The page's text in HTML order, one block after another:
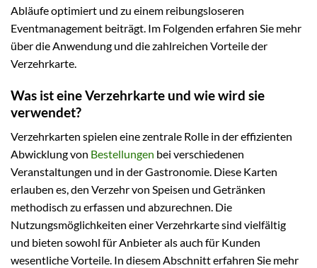
Abläufe optimiert und zu einem reibungsloseren
Eventmanagement beiträgt. Im Folgenden erfahren Sie mehr
über die Anwendung und die zahlreichen Vorteile der
Verzehrkarte.
Was ist eine Verzehrkarte und wie wird sie
verwendet?
Verzehrkarten spielen eine zentrale Rolle in der effizienten
Abwicklung von Bestellungen bei verschiedenen
Veranstaltungen und in der Gastronomie. Diese Karten
erlauben es, den Verzehr von Speisen und Getränken
methodisch zu erfassen und abzurechnen. Die
Nutzungsmöglichkeiten einer Verzehrkarte sind vielfältig
und bieten sowohl für Anbieter als auch für Kunden
wesentliche Vorteile. In diesem Abschnitt erfahren Sie mehr